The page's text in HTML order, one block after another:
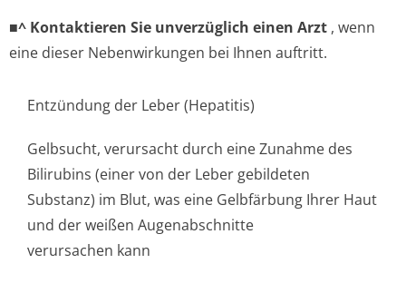
■^ Kontaktieren Sie unverzüglich einen Arzt , wenn
eine dieser Nebenwirkungen bei Ihnen auftritt.
Entzündung der Leber (Hepatitis)
Gelbsucht, verursacht durch eine Zunahme des
Bilirubins (einer von der Leber gebildeten
Substanz) im Blut, was eine Gelbfärbung Ihrer Haut
und der weißen Augenabschnitte
verursachen kann